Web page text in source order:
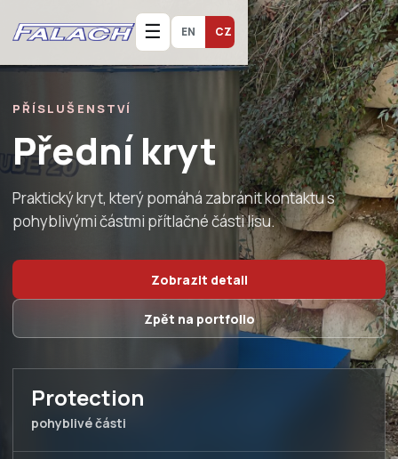
☰ EN CZ
PŘÍSLUŠENSTVÍ
Přední kryt
Praktický kryt, který pomáhá zabránit kontaktu s
pohyblivými částmi přítlačné části lisu.
Zobrazit detail
Zpět na portfolio
Protection
pohyblivé části